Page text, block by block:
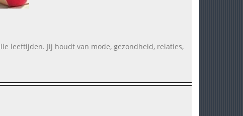
leeftijden. Jij houdt van mode, gezondheid, relaties,